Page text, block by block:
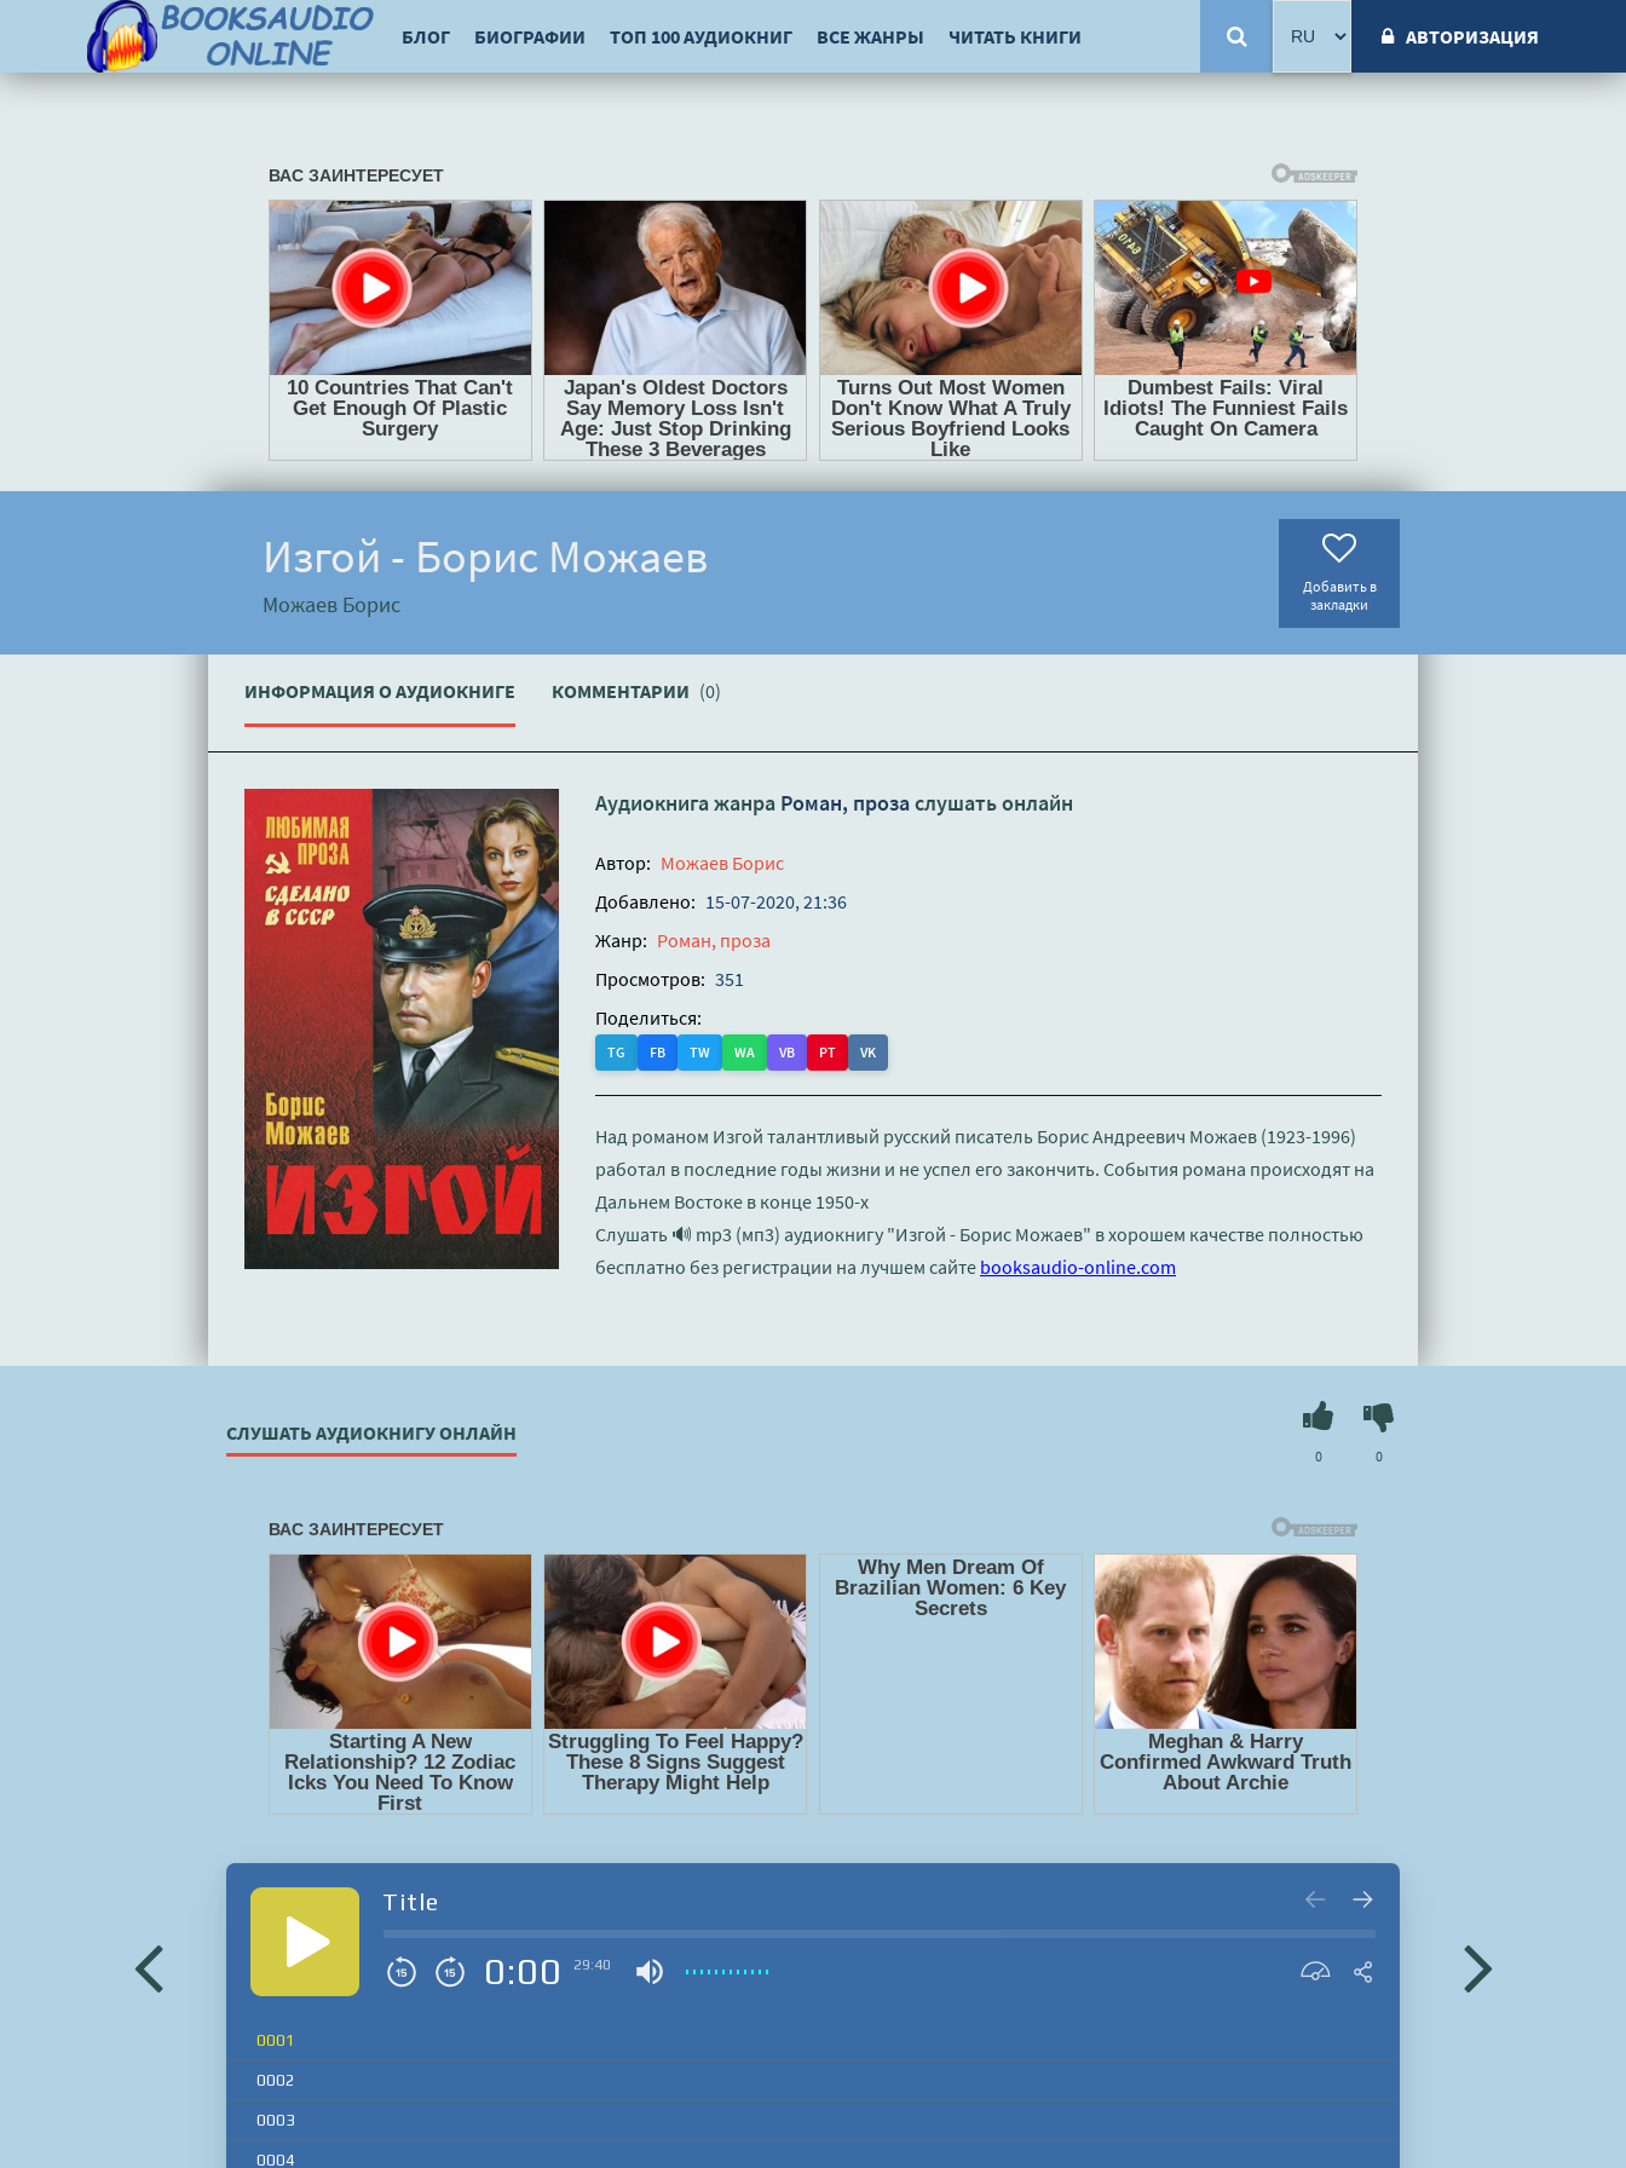
БЛОГ БИОГРАФИИ ТОП 100 АУДИОКНИГ ВСЕ ЖАНРЫ ЧИТАТЬ КНИГИ АВТОРИЗАЦИЯ
Изгой - Борис Можаев
Можаев Борис
Добавить в
закладки
ИНФОРМАЦИЯ О АУДИОКНИГЕ КОММЕНТАРИИ (0)
Аудиокнига жанра Роман, прозаслушать онлайн
Автор: Можаев Борис
Добавлено: 15-07-2020, 21:36
Жанр: Роман, проза
Просмотров: 351
Поделиться:
TG FB TW WA VB PT VK
Над романом Изгой талантливый русский писатель Борис Андреевич Можаев (1923-1996)
работал в последние годы жизни и не успел его закончить. События романа происходят на
Дальнем Востоке в конце 1950-х
Слушать 🔊 mp3 (мп3) аудиокнигу "Изгой - Борис Можаев" в хорошем качестве полностью
бесплатно без регистрации на лучшем сайте booksaudio-online.com
СЛУШАТЬ АУДИОКНИГУ ОНЛАЙН
0 0
Title
0:00 29:40
0001
0002
0003
0004